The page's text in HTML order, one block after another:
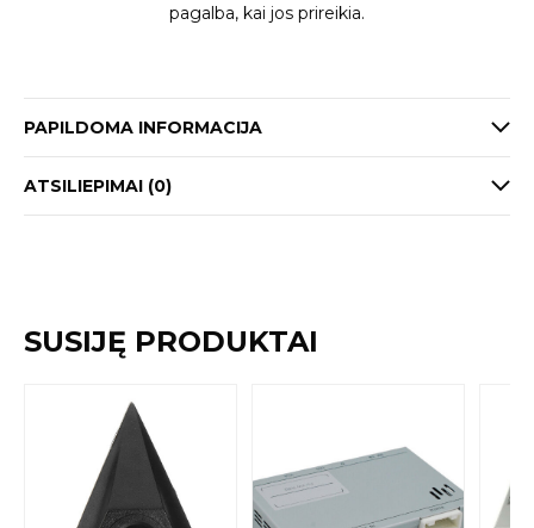
pagalba, kai jos prireikia.
PAPILDOMA INFORMACIJA
ATSILIEPIMAI (0)
SUSIJĘ PRODUKTAI